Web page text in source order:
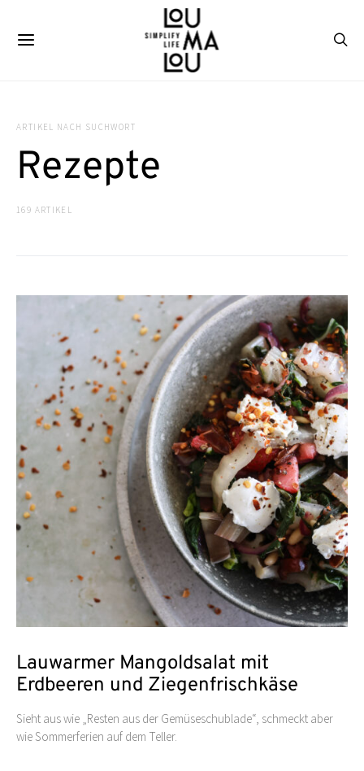
ARTIKEL NACH SUCHWORT
Rezepte
169 ARTIKEL
Lauwarmer Mangoldsalat mit
Erdbeeren und Ziegenfrischkäse
Sieht aus wie „Resten aus der Gemüseschublade“, schmeckt aber
wie Sommerferien auf dem Teller.